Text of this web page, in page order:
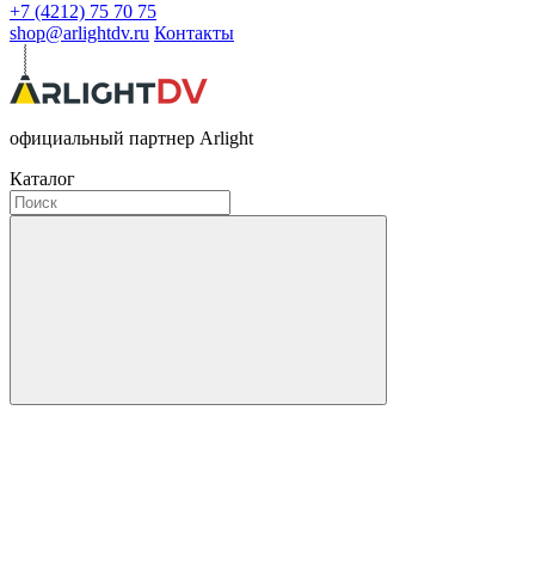
+7 (4212) 75 70 75
shop@arlightdv.ru Контакты
официальный партнер Arlight
Каталог